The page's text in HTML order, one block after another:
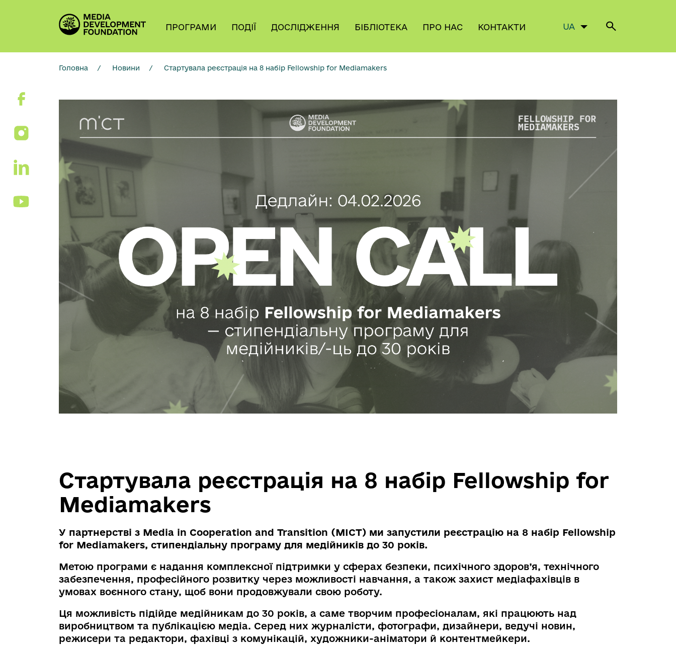
ПРОГРАМИ ПОДІЇ ДОСЛІДЖЕННЯ БІБЛІОТЕКА ПРО НАС КОНТАКТИ UA
Головна / Новини / Стартувала реєстрація на 8 набір Fellowship for Mediamakers
Стартувала реєстрація на 8 набір Fellowship for
Mediamakers
У партнерстві з Media in Cooperation and Transition (MICT) ми запустили реєстрацію на 8 набір Fellowship
for Mediamakers, стипендіальну програму для медійників до 30 років.
Метою програми є надання комплексної підтримки у сферах безпеки, психічного здоров’я, технічного
забезпечення, професійного розвитку через можливості навчання, а також захист медіафахівців в
умовах воєнного стану, щоб вони продовжували свою роботу.
Ця можливість підійде медійникам до 30 років, а саме творчим професіоналам, які працюють над
виробництвом та публікацією медіа. Серед них журналісти, фотографи, дизайнери, ведучі новин,
режисери та редактори, фахівці з комунікацій, художники-аніматори й контентмейкери.